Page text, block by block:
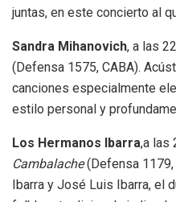
juntas, en este concierto al
Sandra Mihanovich, a las
(Defensa 1575, CABA).
canciones especialmente
estilo personal y
Los Hermanos Ibarra,a las
Cambalache(Defensa 1179,
Ibarra y José Luis Ibarra, el